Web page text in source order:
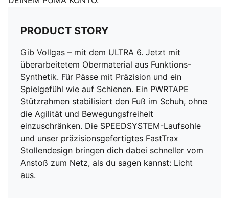
GripControl Pro Beschichtung für präzise Ballkontrolle
Oberfläche: Gemischter Boden (Mixed Ground)
PRODUCT STORY
Gib Vollgas – mit dem ULTRA 6. Jetzt mit
überarbeitetem Obermaterial aus Funktions-
Synthetik. Für Pässe mit Präzision und ein
Spielgefühl wie auf Schienen. Ein PWRTAPE
Stützrahmen stabilisiert den Fuß im Schuh, ohne
die Agilität und Bewegungsfreiheit
einzuschränken. Die SPEEDSYSTEM-Laufsohle
und unser präzisionsgefertigtes FastTrax
Stollendesign bringen dich dabei schneller vom
Anstoß zum Netz, als du sagen kannst: Licht
aus.